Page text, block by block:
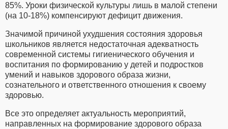
85%. Уроки физической культуры лишь в малой степени
(на 10-18%) компенсируют дефицит движения.
Значимой причиной ухудшения состояния здоровья
школьников является недостаточная адекватность
современной системы гигиенического обучения и
воспитания по формированию у детей и подростков
умений и навыков здорового образа жизни,
сознательного и ответственного отношения к своему
здоровью.
Все это определяет актуальность мероприятий,
направленных на формирование здорового образа